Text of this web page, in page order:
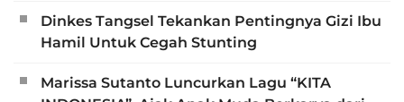
Dinkes Tangsel Tekankan Pentingnya Gizi Ibu
Hamil Untuk Cegah Stunting
Marissa Sutanto Luncurkan Lagu “KITA